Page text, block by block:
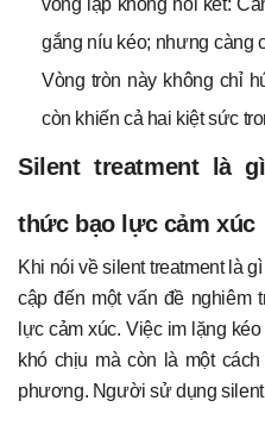
vòng lặp không hồi kết:
gắng níu kéo; nhưng càng
Vòng tròn này không chỉ
còn khiến cả hai kiệt sức
Silent treatment là
thức bạo lực cảm xúc
Khi nói về silent treatment là
cập đến một vấn đề nghiêm
lực cảm xúc. Việc im lặng
khó chịu mà còn là một
phương. Người sử dụng silent